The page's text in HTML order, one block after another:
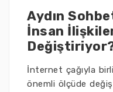
Aydın
İnsan
İnternet çağıyla
önemli ölçüde